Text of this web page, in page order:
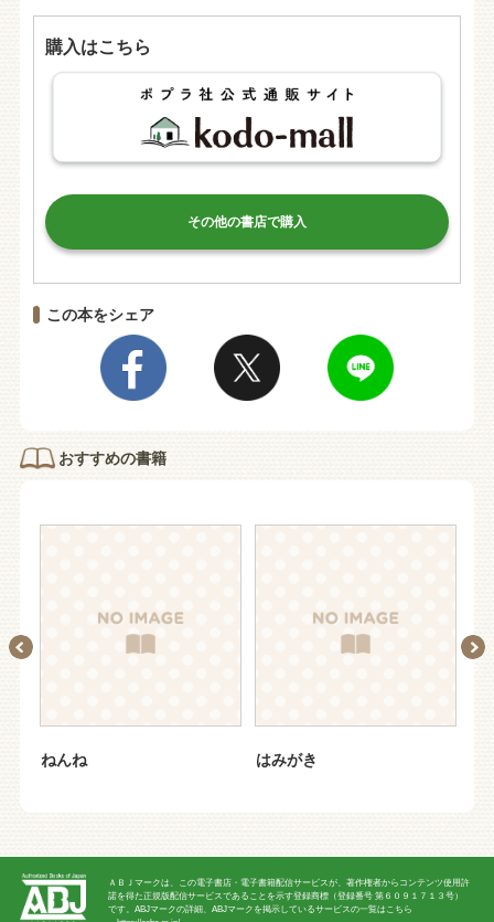
購入はこちら
その他の書店で購入
この本をシェア
おすすめの書籍
ねんね はみがき
ＡＢＪマークは、この電子書店・電子書籍配信サービスが、著作権者からコンテンツ使用許
諾を得た正規版配信サービスであることを示す登録商標（登録番号 第６０９１７１３号）
です。ABJマークの詳細、ABJマークを掲示しているサービスの一覧はこちら